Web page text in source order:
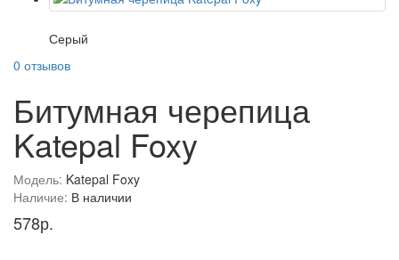
Серый
0 отзывов
Битумная черепица
Katepal Foxy
Модель: Katepal Foxy
Наличие: В наличии
578р.